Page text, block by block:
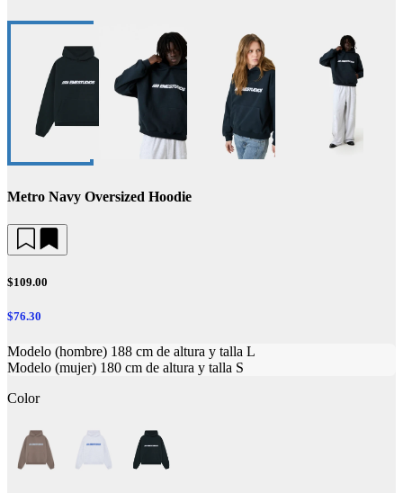
Metro Navy Oversized Hoodie
$109.00
$76.30
Modelo (hombre) 188 cm de altura y talla L
Modelo (mujer) 180 cm de altura y talla S
Color